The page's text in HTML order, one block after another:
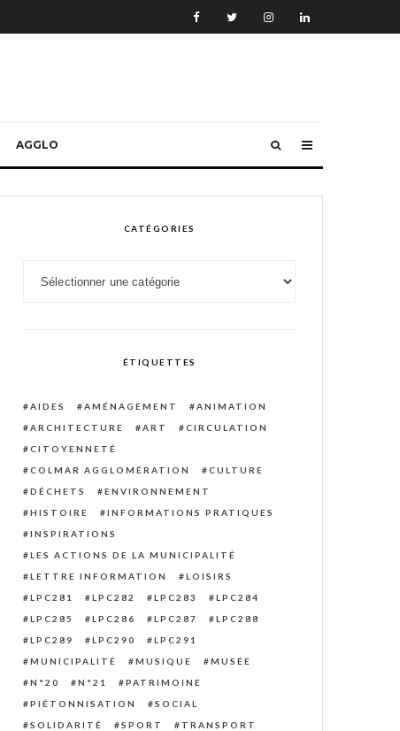
AGGLO
CATÉGORIES
ÉTIQUETTES
AIDES AMÉNAGEMENT
ANIMATION
ARCHITECTURE
ART
CIRCULATION
CITOYENNETÉ
COLMAR AGGLOMÉRATION
CULTURE
DÉCHETS
ENVIRONNEMENT
HISTOIRE
INFORMATIONS PRATIQUES
INSPIRATIONS
LES ACTIONS DE LA MUNICIPALITÉ
LETTRE INFORMATION
LOISIRS
LPC281
LPC282 LPC283
LPC284
LPC285
LPC286 LPC287
LPC288
LPC289
LPC290
LPC291
MUNICIPALITÉ
MUSIQUE
MUSÉE
N°20
N°21
PATRIMOINE
PIÉTONNISATION
SOCIAL
SOLIDARITÉ
SPORT
TRANSPORT